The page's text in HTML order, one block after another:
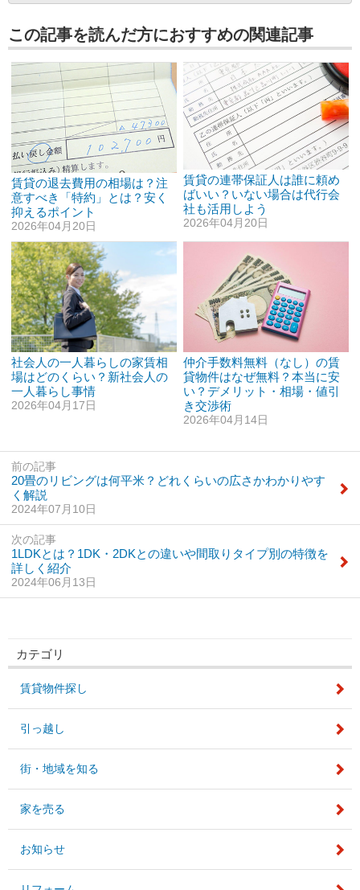
この記事を読んだ方におすすめの関連記事
賃貸の退去費用の相場は？注
意すべき「特約」とは？安く
抑えるポイント
2026年04月20日
賃貸の連帯保証人は誰に頼め
ばいい？いない場合は代行会
社も活用しよう
2026年04月20日
社会人の一人暮らしの家賃相
場はどのくらい？新社会人の
一人暮らし事情
2026年04月17日
仲介手数料無料（なし）の賃
貸物件はなぜ無料？本当に安
い？デメリット・相場・値引
き交渉術
2026年04月14日
前の記事
20畳のリビングは何平米？どれくらいの広さかわかりやす
く解説
2024年07月10日
次の記事
1LDKとは？1DK・2DKとの違いや間取りタイプ別の特徴を
詳しく紹介
2024年06月13日
カテゴリ
賃貸物件探し
引っ越し
街・地域を知る
家を売る
お知らせ